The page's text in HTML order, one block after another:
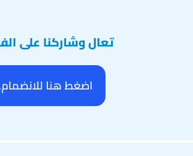
تعال وشاركنا على
اضغط هنا